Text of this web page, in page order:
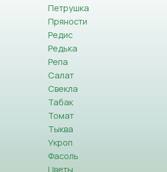
Петрушка
Пряности
Редис
Редька
Репа
Салат
Свекла
Табак
Томат
Тыква
Укроп
Фасоль
Цветы